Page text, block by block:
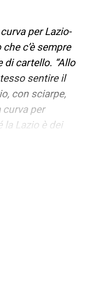
per Lazio-
c’è sempre
di cartello. “Allo
sentire il
con sciarpe,
per
la Lazio è dei